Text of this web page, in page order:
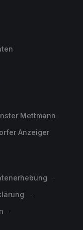
Mettmann
Anzeiger